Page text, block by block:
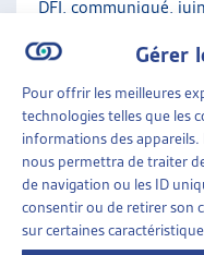
Gérer
Pour offrir les meilleures
technologies telles que les
informations des appareils.
nous permettra de traiter
de navigation ou les ID
consentir ou de retirer son
sur certaines
DFI, communiqué,
ASSURANCES
(LAI)»6E RÉVISION AI
ASSAINISSEMENT
MAINTENIR LA
Groupe libéral-